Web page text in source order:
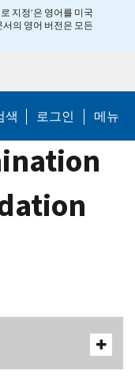
지정’은 영어를 미국
의 영어 버전은 모든
색 로그인 메뉴